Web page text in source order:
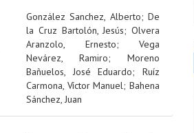
González Sanchez, Alberto;De
la Cruz Bartolón, Jesús; Olvera
Aranzolo, Ernesto; Vega
Nevárez, Ramiro; Moreno
Bañuelos, José Eduardo;Ruíz
Carmona, Víctor Manuel;Bahena
Sánchez, Juan